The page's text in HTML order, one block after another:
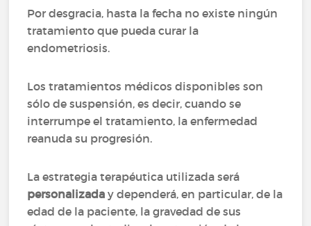
Por desgracia, hasta la fecha no existe ningún
tratamiento que pueda curar la
endometriosis.
Los tratamientos médicos disponibles son
sólo de suspensión, es decir, cuando se
interrumpe el tratamiento, la enfermedad
reanuda su progresión.
La estrategia terapéutica utilizada será
personalizada y dependerá, en particular, de la
edad de la paciente, la gravedad de sus